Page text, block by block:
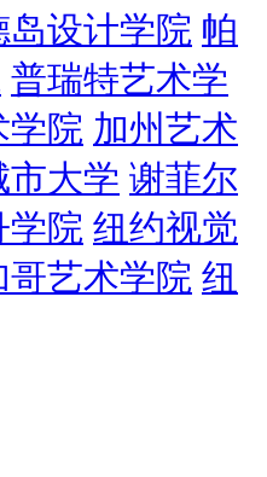
岛设计学院 帕
普瑞特艺术学
学院 加州艺术
市大学 谢菲尔
学院 纽约视觉
哥艺术学院 纽